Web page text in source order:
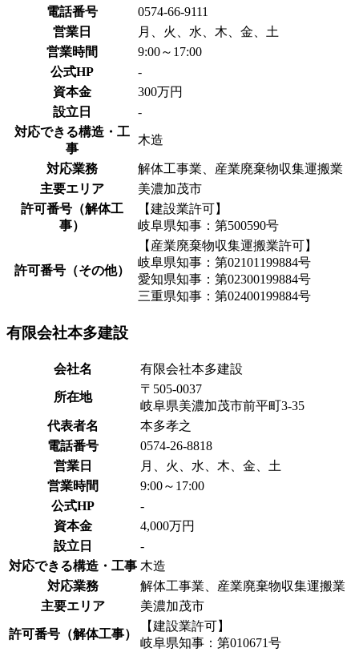
電話番号
0574-66-9111
営業日
月、火、水、木、金、土
営業時間
9:00～17:00
公式HP
-
資本金
300万円
設立日
-
対応できる構造・工
事
木造
対応業務
解体工事業、産業廃棄物収集運搬業
主要エリア
美濃加茂市
許可番号（解体工
事）
【建設業許可】
岐阜県知事：第500590号
許可番号（その他）
【産業廃棄物収集運搬業許可】
岐阜県知事：第02101199884号
愛知県知事：第02300199884号
三重県知事：第02400199884号
有限会社本多建設
会社名 有限会社本多建設
所在地
〒505-0037
岐阜県美濃加茂市前平町3-35
代表者名
本多孝之
電話番号
0574-26-8818
営業日
月、火、水、木、金、土
営業時間
9:00～17:00
公式HP
-
資本金
4,000万円
設立日
-
対応できる構造・工事 木造
対応業務
解体工事業、産業廃棄物収集運搬業
主要エリア
美濃加茂市
許可番号（解体工事）
【建設業許可】
岐阜県知事：第010671号